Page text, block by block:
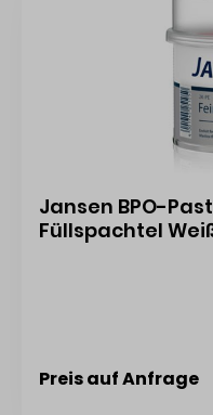
Jansen BPO-
Füllspachtel
Preis auf Anfrage